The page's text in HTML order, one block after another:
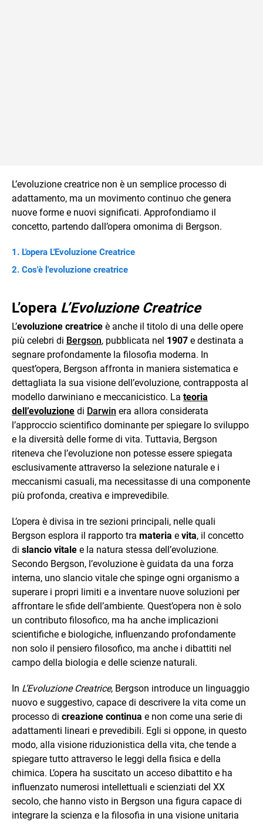
L’evoluzione creatrice non è un semplice processo di
adattamento, ma un movimento continuo che genera
nuove forme e nuovi significati. Approfondiamo il
concetto, partendo dall’opera omonima di Bergson.
L'opera L'Evoluzione Creatrice
Cos'è l'evoluzione creatrice
L’opera L’Evoluzione Creatrice
L’evoluzione creatrice è anche il titolo di una delle opere
più celebri di Bergson, pubblicata nel 1907 e destinata a
segnare profondamente la filosofia moderna. In
quest’opera, Bergson affronta in maniera sistematica e
dettagliata la sua visione dell’evoluzione, contrapposta al
modello darwiniano e meccanicistico. La teoria
dell’evoluzione di Darwin era allora considerata
l’approccio scientifico dominante per spiegare lo sviluppo
e la diversità delle forme di vita. Tuttavia, Bergson
riteneva che l’evoluzione non potesse essere spiegata
esclusivamente attraverso la selezione naturale e i
meccanismi casuali, ma necessitasse di una componente
più profonda, creativa e imprevedibile.
L’opera è divisa in tre sezioni principali, nelle quali
Bergson esplora il rapporto tra materia e vita, il concetto
di slancio vitale e la natura stessa dell’evoluzione.
Secondo Bergson, l’evoluzione è guidata da una forza
interna, uno slancio vitale che spinge ogni organismo a
superare i propri limiti e a inventare nuove soluzioni per
affrontare le sfide dell’ambiente. Quest’opera non è solo
un contributo filosofico, ma ha anche implicazioni
scientifiche e biologiche, influenzando profondamente
non solo il pensiero filosofico, ma anche i dibattiti nel
campo della biologia e delle scienze naturali.
In L’Evoluzione Creatrice, Bergson introduce un linguaggio
nuovo e suggestivo, capace di descrivere la vita come un
processo di creazione continua e non come una serie di
adattamenti lineari e prevedibili. Egli si oppone, in questo
modo, alla visione riduzionistica della vita, che tende a
spiegare tutto attraverso le leggi della fisica e della
chimica. L’opera ha suscitato un acceso dibattito e ha
influenzato numerosi intellettuali e scienziati del XX
secolo, che hanno visto in Bergson una figura capace di
integrare la scienza e la filosofia in una visione unitaria